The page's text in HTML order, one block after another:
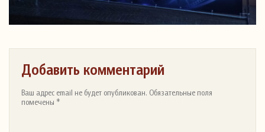
Добавить комментарий
Ваш адрес email не будет опубликован. Обязательные поля
помечены *